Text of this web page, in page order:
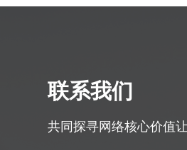
联系我们
共同探寻网络核心价值